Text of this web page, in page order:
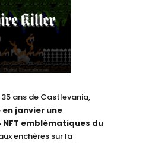
ans de Castlevania,
janvier une
NFT emblématiques du
enchères sur la